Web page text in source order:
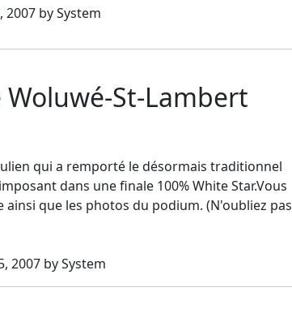
by System
St-Lambert
qui a remporté le désormais traditionnel
dans une finale 100% White Star.Vous
que les photos du podium. (N'oubliez pas
2007 by System